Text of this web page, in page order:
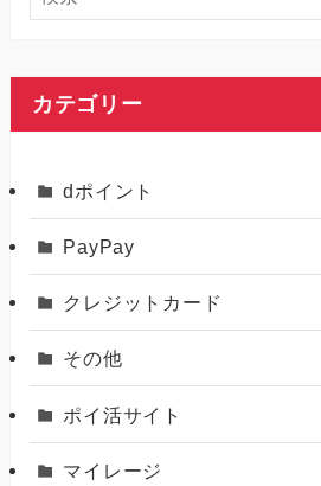
カテゴリー
dポイント
PayPay
クレジットカード
その他
ポイ活サイト
マイレージ